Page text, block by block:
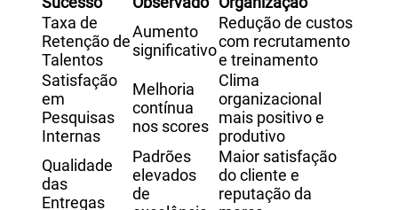
Taxa de
Retenção de
Talentos
Aumento
significativo
Redução de custos
com recrutamento
e treinamento
Satisfação
em
Pesquisas
Internas
Melhoria
contínua
nos scores
Clima
organizacional
mais positivo e
produtivo
Qualidade
das
Entregas
Padrões
elevados
de
Maior satisfação
do cliente e
reputação da